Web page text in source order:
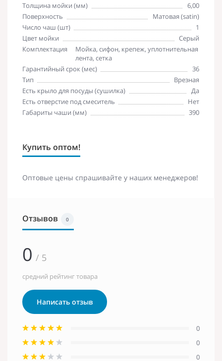
Толщина мойки (мм)
6,00
Поверхность
Матовая (satin)
Число чаш (шт)
1
Цвет мойки
Серый
Комплектация
Мойка, сифон, крепеж, уплотнительная
лента, сетка
Гарантийный срок (мес)
36
Тип
Врезная
Есть крыло для посуды (сушилка)
Да
Есть отверстие под смеситель
Нет
Габариты чаши (мм)
390
Купить оптом!
Оптовые цены спрашивайте у наших менеджеров!
Отзывов 0
0 / 5
средний рейтинг товара
Написать отзыв
0
0
0